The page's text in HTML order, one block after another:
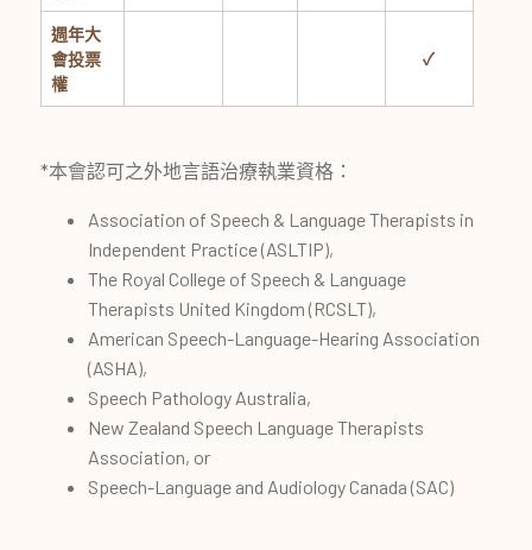
週年大
會投票
權
✓
*本會認可之外地言語治療執業資格：
Association of Speech & Language Therapists in
Independent Practice (ASLTIP),
The Royal College of Speech & Language
Therapists United Kingdom (RCSLT),
American Speech-Language-Hearing Association
(ASHA),
Speech Pathology Australia,
New Zealand Speech Language Therapists
Association, or
Speech-Language and Audiology Canada (SAC)